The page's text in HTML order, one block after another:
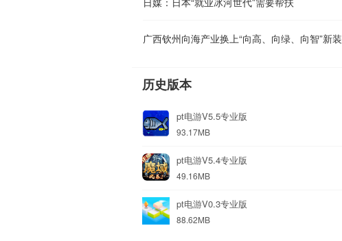
广西钦州向海产业换上“向高、向绿、向智”新装
历史版本
pt电游V5.5专业版
93.17MB
pt电游V5.4专业版
49.16MB
pt电游V0.3专业版
88.62MB